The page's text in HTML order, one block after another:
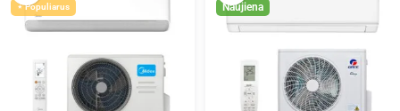
Populiarus
Naujiena